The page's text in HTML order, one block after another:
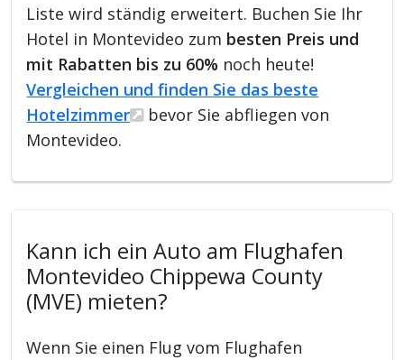
Liste wird ständig erweitert. Buchen Sie Ihr
Hotel in Montevideo zum besten Preis und
mit Rabatten bis zu 60% noch heute!
Vergleichen und finden Sie das beste
Hotelzimmer
bevor Sie abfliegen von
Montevideo.
Kann ich ein Auto am Flughafen
Montevideo Chippewa County
(MVE) mieten?
Wenn Sie einen Flug vom Flughafen